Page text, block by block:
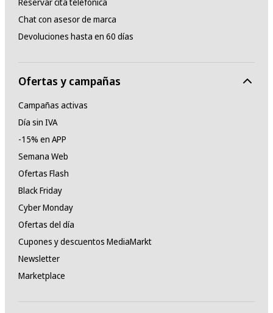
Chat con asesor de marca
Devoluciones hasta en 60 días
Ofertas y campañas
Campañas activas
Día sin IVA
-15% en APP
Semana Web
Ofertas Flash
Black Friday
Cyber Monday
Ofertas del día
Cupones y descuentos MediaMarkt
Newsletter
Marketplace